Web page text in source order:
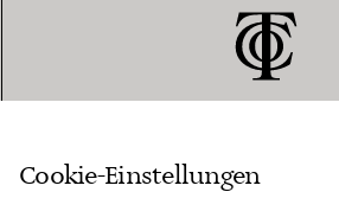
KUNDENSERVICE
Cookie-Einstellungen